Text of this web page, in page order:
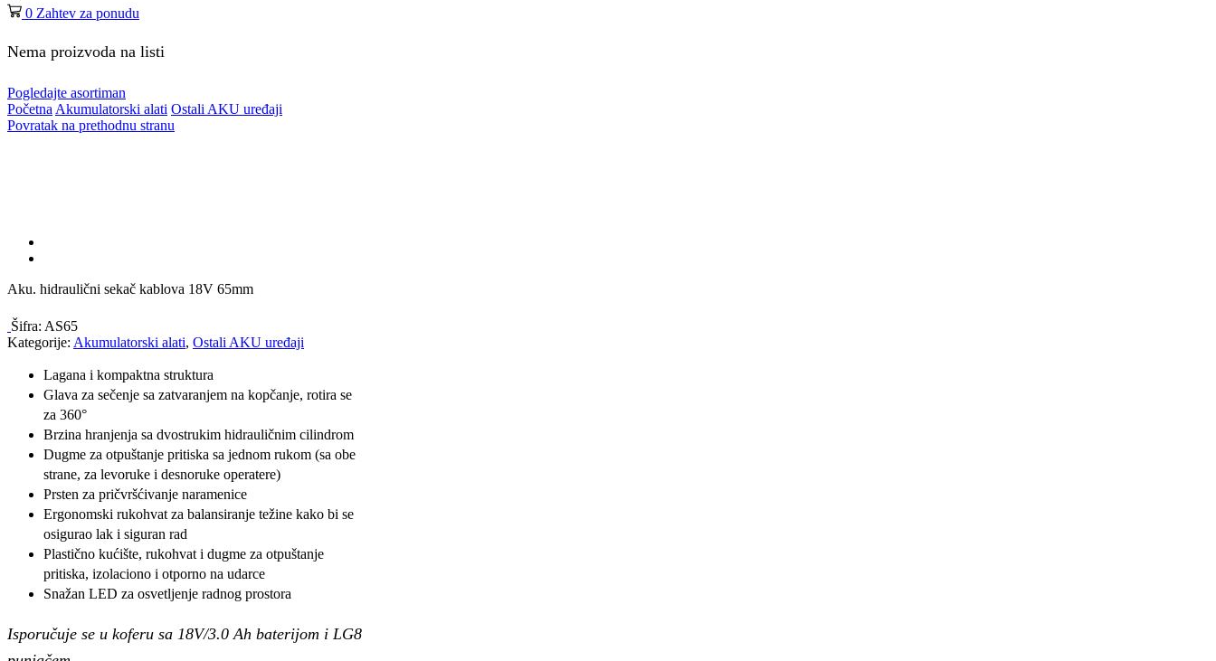
0 Zahtev za ponudu
Nema proizvoda na listi
Pogledajte asortiman
PočetnaAkumulatorski alati Ostali AKU uređaji
Povratak na prethodnu stranu
Aku. hidraulični sekač kablova 18V 65mm
Šifra: AS65
Kategorije: Akumulatorski alati, Ostali AKU uređaji
Lagana i kompaktna struktura
Glava za sečenje sa zatvaranjem na kopčanje, rotira se
za 360°
Brzina hranjenja sa dvostrukim hidrauličnim cilindrom
Dugme za otpuštanje pritiska sa jednom rukom (sa obe
strane, za levoruke i desnoruke operatere)
Prsten za pričvršćivanje naramenice
Ergonomski rukohvat za balansiranje težine kako bi se
osigurao lak i siguran rad
Plastično kućište, rukohvat i dugme za otpuštanje
pritiska, izolaciono i otporno na udarce
Snažan LED za osvetljenje radnog prostora
Isporučuje se u koferu sa 18V/3.0 Ah baterijom i LG8